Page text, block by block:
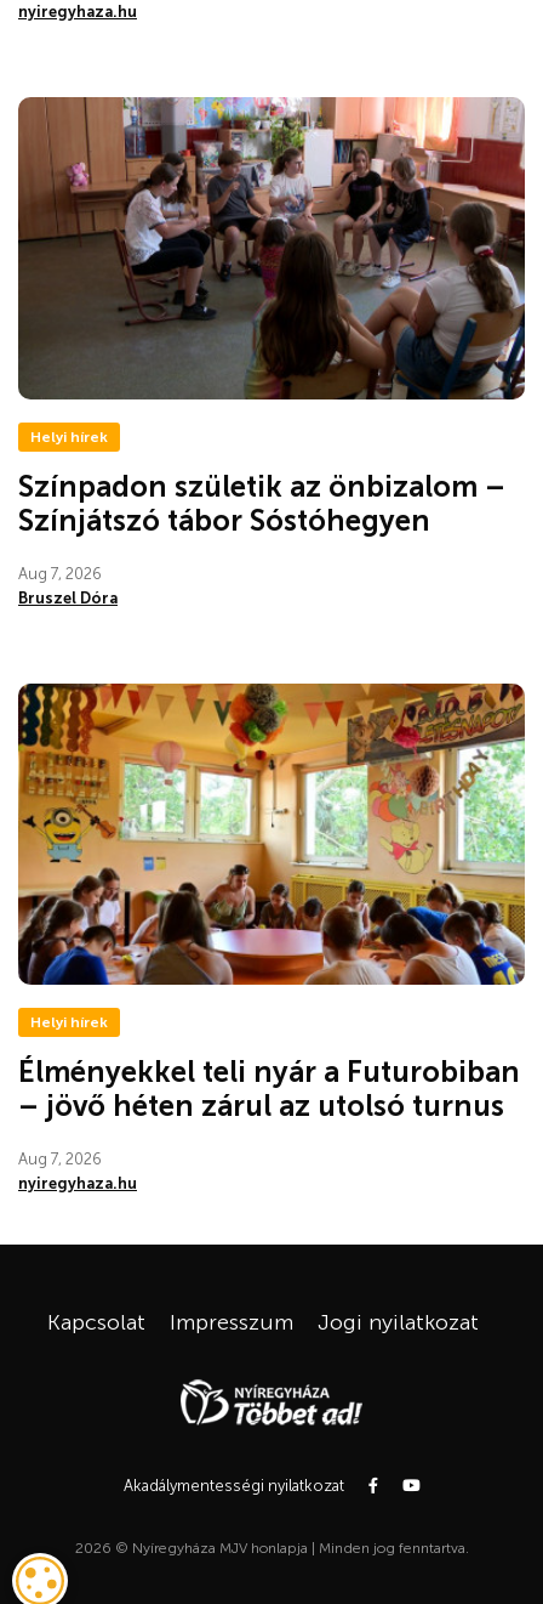
nyiregyhaza.hu
Helyi hírek
Színpadon születik az önbizalom –
Színjátszó tábor Sóstóhegyen
Aug 7, 2026
Bruszel Dóra
Helyi hírek
Élményekkel teli nyár a Futurobiban
– jövő héten zárul az utolsó turnus
Aug 7, 2026
nyiregyhaza.hu
Kapcsolat Impresszum Jogi nyilatkozat
Akadálymentességi nyilatkozat
2026 © Nyíregyháza MJV honlapja | Minden jog fenntartva.